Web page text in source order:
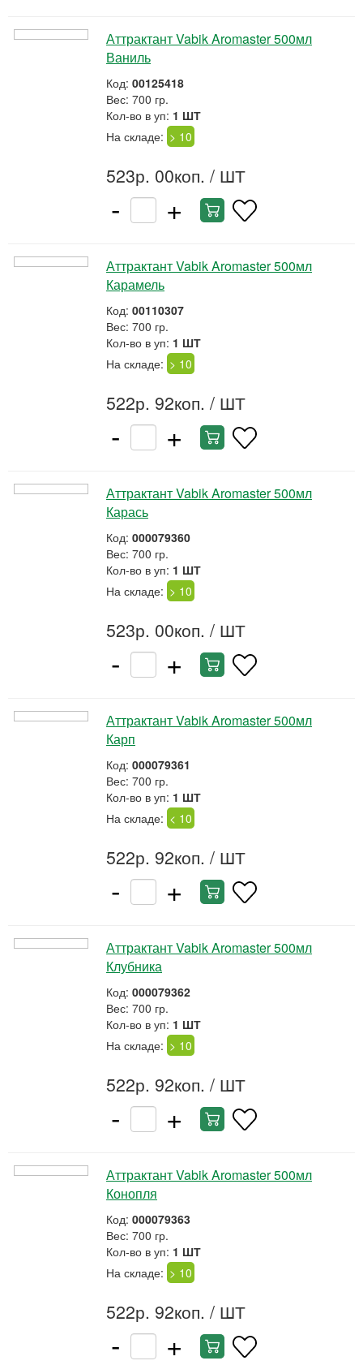
Аттрактант Vabik Aromaster 500мл
Ваниль
Код: 00125418
Вес: 700 гр.
Кол-во в уп: 1 ШТ
На складе: > 10
523р. 00коп. / ШТ
- +
Аттрактант Vabik Aromaster 500мл
Карамель
Код: 00110307
Вес: 700 гр.
Кол-во в уп: 1 ШТ
На складе: > 10
522р. 92коп. / ШТ
- +
Аттрактант Vabik Aromaster 500мл
Карась
Код: 000079360
Вес: 700 гр.
Кол-во в уп: 1 ШТ
На складе: > 10
523р. 00коп. / ШТ
- +
Аттрактант Vabik Aromaster 500мл
Карп
Код: 000079361
Вес: 700 гр.
Кол-во в уп: 1 ШТ
На складе: < 10
522р. 92коп. / ШТ
- +
Аттрактант Vabik Aromaster 500мл
Клубника
Код: 000079362
Вес: 700 гр.
Кол-во в уп: 1 ШТ
На складе: > 10
522р. 92коп. / ШТ
- +
Аттрактант Vabik Aromaster 500мл
Конопля
Код: 000079363
Вес: 700 гр.
Кол-во в уп: 1 ШТ
На складе: > 10
522р. 92коп. / ШТ
- +